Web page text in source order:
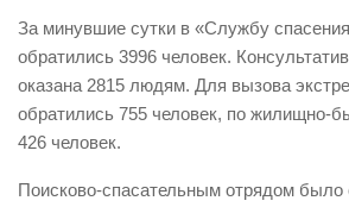
Отчеты о реализации муниципальных
История
Виды деятельности
Обслуживание опасных
Половодье
Купальный сезон
За минувшие сутки в «Службу
обратились 3996 человек.
оказана 2815 людям. Для вызова
обратились 755 человек, по жилищно-
426 человек.
Поисково-спасательным отрядом было